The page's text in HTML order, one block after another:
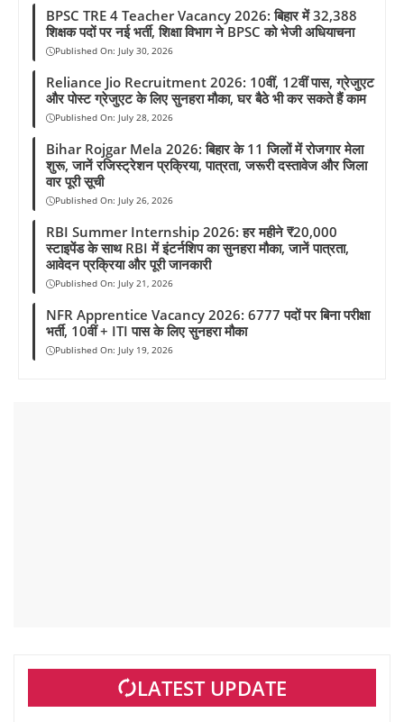
BPSC TRE 4 Teacher Vacancy 2026: बिहार में 32,388
शिक्षक पदों पर नई भर्ती, शिक्षा विभाग ने BPSC को भेजी अधियाचना
Published On: July 30, 2026
Reliance Jio Recruitment 2026: 10वीं, 12वीं पास, ग्रेजुएट
और पोस्ट ग्रेजुएट के लिए सुनहरा मौका, घर बैठे भी कर सकते हैं काम
Published On: July 28, 2026
Bihar Rojgar Mela 2026: बिहार के 11 जिलों में रोजगार मेला
शुरू, जानें रजिस्ट्रेशन प्रक्रिया, पात्रता, जरूरी दस्तावेज और जिला
वार पूरी सूची
Published On: July 26, 2026
RBI Summer Internship 2026: हर महीने ₹20,000
स्टाइपेंड के साथ RBI में इंटर्नशिप का सुनहरा मौका, जानें पात्रता,
आवेदन प्रक्रिया और पूरी जानकारी
Published On: July 21, 2026
NFR Apprentice Vacancy 2026: 6777 पदों पर बिना परीक्षा
भर्ती, 10वीं + ITI पास के लिए सुनहरा मौका
Published On: July 19, 2026
LATEST UPDATE